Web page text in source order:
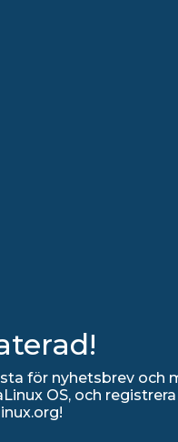
för nyhetsbrev och
OS, och